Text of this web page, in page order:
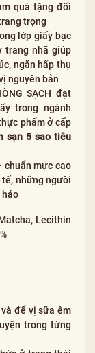
quà tặng đối
trọng
lớp giấy bạc
trang nhã giúp
ngăn hấp thụ
nguyên bản
SẠCH đạt
trong ngành
phẩm ở cấp
sạn 5 sao tiêu
chuẩn mực cao
những người
hảo
Lecithin
để vị sữa êm
trong từng